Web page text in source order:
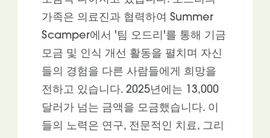
가족은 의료진과 협력하여 Summer
Scamper에서 '팀 오드리'를 통해 기금
모금 및 인식 개선 활동을 펼치며 자신
들의 경험을 다른 사람들에게 희망을
전하고 있습니다. 2025년에는 13,000
달러가 넘는 금액을 모금했습니다. 이
들의 노력은 연구, 전문적인 치료, 그리